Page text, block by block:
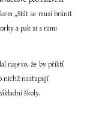
„Stát se musí bránit
a pak si s nimi
najevo, že by příští
nichž nastupují
školy.